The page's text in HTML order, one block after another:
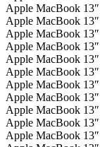
Apple MacBook
Apple MacBook
Apple MacBook
Apple MacBook
Apple MacBook
Apple MacBook
Apple MacBook
Apple MacBook
Apple MacBook
Apple MacBook
Apple MacBook